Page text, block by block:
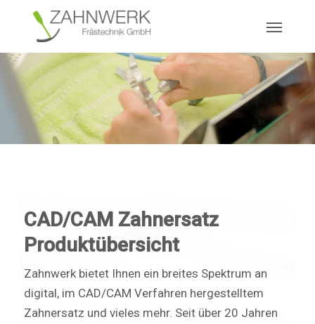
content
CAD/CAM Zahnersatz
Produktübersicht
Zahnwerk bietet Ihnen ein breites Spektrum an
digital, im CAD/CAM Verfahren hergestelltem
Zahnersatz und vieles mehr. Seit über 20 Jahren